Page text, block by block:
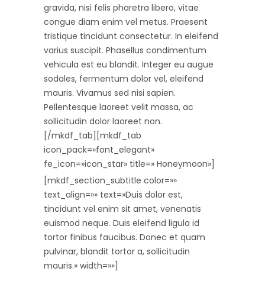
gravida, nisi felis pharetra libero, vitae
congue diam enim vel metus. Praesent
tristique tincidunt consectetur. In eleifend
varius suscipit. Phasellus condimentum
vehicula est eu blandit. Integer eu augue
sodales, fermentum dolor vel, eleifend
mauris. Vivamus sed nisi sapien.
Pellentesque laoreet velit massa, ac
sollicitudin dolor laoreet non.
[/mkdf_tab][mkdf_tab
icon_pack=»font_elegant»
fe_icon=»icon_star» title=» Honeymoon»]
[mkdf_section_subtitle color=»»
text_align=»» text=»Duis dolor est,
tincidunt vel enim sit amet, venenatis
euismod neque. Duis eleifend ligula id
tortor finibus faucibus. Donec et quam
pulvinar, blandit tortor a, sollicitudin
mauris.» width=»»]